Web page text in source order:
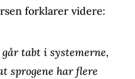
forklarer videre:
tabt i systemerne,
sprogene har flere